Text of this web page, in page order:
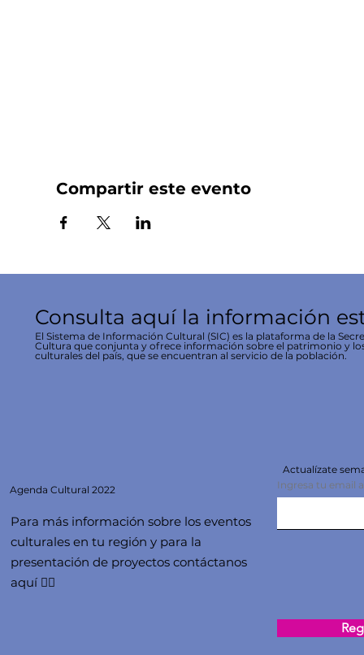
Compartir este evento
Consulta aquí la información
El Sistema de Información Cultural (SIC) es la plataforma de la
Cultura que conjunta y ofrece información sobre el patrimonio y
culturales del país, que se encuentran al servicio de la población.
Agenda Cultural 2022
Para más información sobre los eventos
culturales en tu región y para la
presentación de proyectos contáctanos
aquí 👇🏻
Actualízate
Ingresa tu email